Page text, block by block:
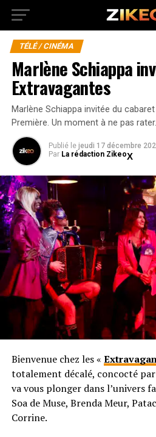
TÉLÉ / CINÉMA
Marlène Schiappa
Extravagantes
Marlène Schiappa invitée du
Première. Un moment à ne pas
Publié le jeudi 17 décembre
Par La rédaction Zikeo
Bienvenue chez les «
totalement décalé, concocté par
va vous plonger dans l’univers
Soa de Muse, Brenda Meur,
Corrine.